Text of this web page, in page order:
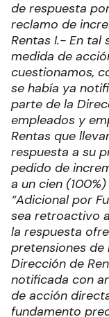
de respuesta
reclamo de
Rentas I.- En tal
medida de
cuestionamos,
se había ya
parte de la
empleados y
Rentas que
respuesta a su
pedido de
a un cien
“Adicional por
sea retroactivo
la respuesta
pretensiones de
Dirección de
notificada con
de acción
fundamento